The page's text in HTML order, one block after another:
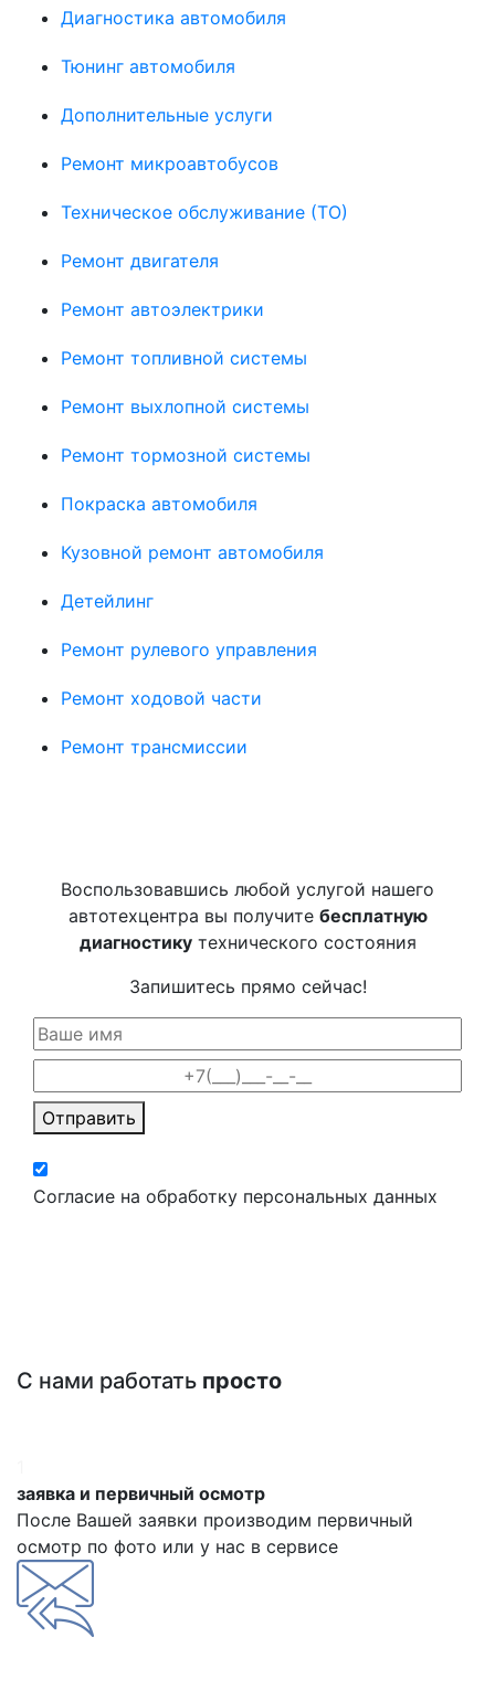
Диагностика автомобиля
Тюнинг автомобиля
Дополнительные услуги
Ремонт микроавтобусов
Техническое обслуживание (ТО)
Ремонт двигателя
Ремонт автоэлектрики
Ремонт топливной системы
Ремонт выхлопной системы
Ремонт тормозной системы
Покраска автомобиля
Кузовной ремонт автомобиля
Детейлинг
Ремонт рулевого управления
Ремонт ходовой части
Ремонт трансмиссии
Воспользовавшись любой услугой нашего
автотехцентра вы получите бесплатную
диагностикутехнического состояния
Запишитесь прямо сейчас!
Отправить
Согласие на обработку персональных данных
С нами работать просто
заявка и первичный осмотр
После Вашей заявки производим первичный
осмотр по фото или у нас в сервисе